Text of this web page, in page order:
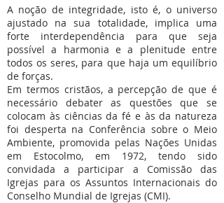
A noção de integridade, isto é, o universo
ajustado na sua totalidade, implica uma
forte interdependência para que seja
possível a harmonia e a plenitude entre
todos os seres, para que haja um equilíbrio
de forças.
Em termos cristãos, a percepção de que é
necessário debater as questões que se
colocam às ciências da fé e às da natureza
foi desperta na Conferência sobre o Meio
Ambiente, promovida pelas Nações Unidas
em Estocolmo, em 1972, tendo sido
convidada a participar a Comissão das
Igrejas para os Assuntos Internacionais do
Conselho Mundial de Igrejas (CMI).